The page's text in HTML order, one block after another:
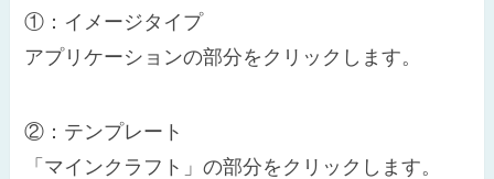
①：イメージタイプ
アプリケーションの部分をクリックします。
②：テンプレート
「マインクラフト」の部分をクリックします。